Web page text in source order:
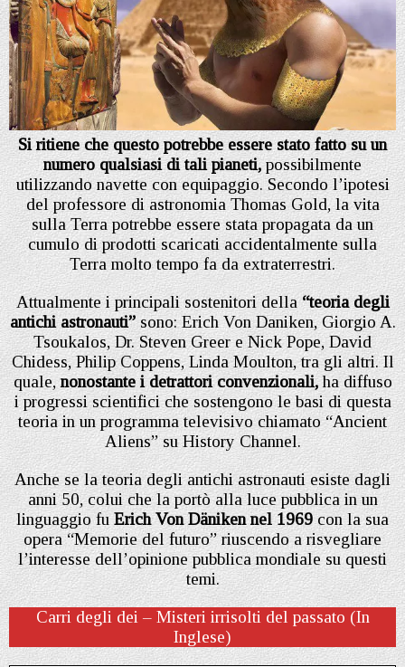
Si ritiene che questo potrebbe essere stato fatto su un
numero qualsiasi di tali pianeti,possibilmente
utilizzando navette con equipaggio. Secondo l’ipotesi
del professore di astronomia Thomas Gold, la vita
sulla Terra potrebbe essere stata propagata da un
cumulo di prodotti scaricati accidentalmente sulla
Terra molto tempo fa da extraterrestri.
Attualmente i principali sostenitori della“teoria degli
antichi astronauti”sono: Erich Von Daniken, Giorgio A.
Tsoukalos, Dr. Steven Greer e Nick Pope, David
Chidess, Philip Coppens, Linda Moulton, tra gli altri. Il
quale,nonostante i detrattori convenzionali,ha diffuso
i progressi scientifici che sostengono le basi di questa
teoria in un programma televisivo chiamato “Ancient
Aliens” su History Channel.
Anche se la teoria degli antichi astronauti esiste dagli
anni 50, colui che la portò alla luce pubblica in un
linguaggio fu Erich Von Däniken nel 1969con la sua
opera “Memorie del futuro” riuscendo a risvegliare
l’interesse dell’opinione pubblica mondiale su questi
temi.
Carri degli dei – Misteri irrisolti del passato (In
Inglese)